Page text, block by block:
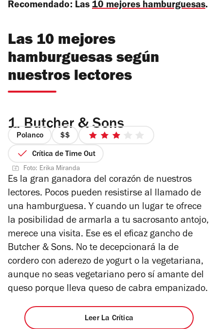
Recomendado: Las 10 mejores hamburguesas.
Las 10 mejores
hamburguesas según
nuestros lectores
1. Butcher & Sons
Polanco
precio
2
4
3
estrellas
Crítica de Time Out
Foto: Erika Miranda
Es la gran ganadora del corazón de nuestros
lectores. Pocos pueden resistirse al llamado de
una hamburguesa. Y cuando un lugar te ofrece
la posibilidad de armarla a tu sacrosanto antojo,
merece una visita. Ese es el eficaz gancho de
Butcher & Sons. No te decepcionará la de
cordero con aderezo de yogurt o la vegetariana,
aunque no seas vegetariano pero sí amante del
queso porque lleva queso de cabra empanizado.
Leer La Crítica